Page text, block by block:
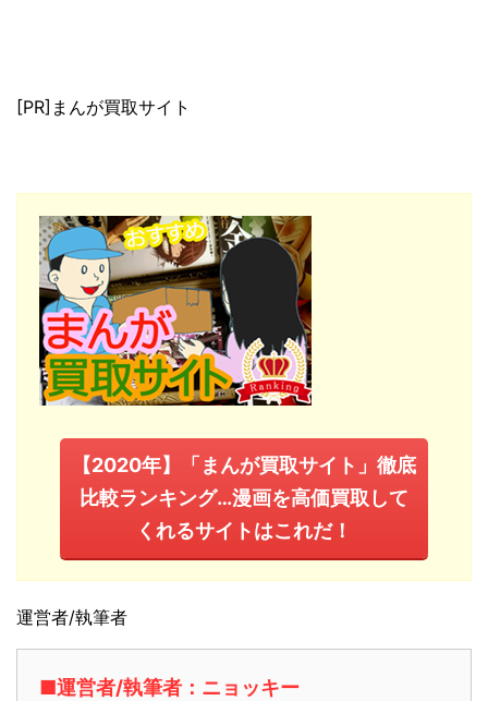
[PR]まんが買取サイト
【2020年】「まんが買取サイト」徹底
比較ランキング…漫画を高価買取して
くれるサイトはこれだ！
運営者/執筆者
■運営者/執筆者：ニョッキー